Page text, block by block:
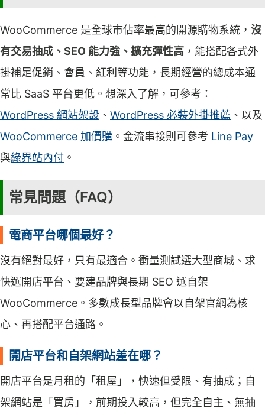
WooCommerce 是全球市佔率最高的開源購物系統， 沒
有交易抽成、SEO 能力強、擴充彈性高 ，能搭配各式外
掛補足促銷、會員、紅利等功能，長期經營的總成本通
常比 SaaS 平台更低。想深入了解，可參考：
WordPress 網站架設 、 WordPress 必裝外掛推薦 、以及
WooCommerce 加價購 。金流串接則可參考 Line Pay
與綠界站內付 。
常見問題（FAQ）
電商平台哪個最好？
沒有絕對最好，只有最適合。衝量測試選大型商城、求
快選開店平台、要建品牌與長期 SEO 選自架
WooCommerce。多數成長型品牌會以自架官網為核
心、再搭配平台通路。
開店平台和自架網站差在哪？
開店平台是月租的「租屋」，快速但受限、有抽成；自
架網站是「買房」，前期投入較高，但完全自主、無抽